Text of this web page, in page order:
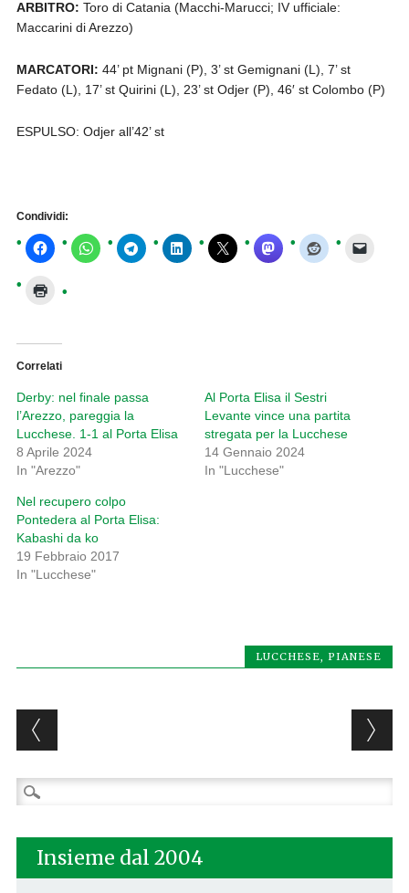
ARBITRO: Toro di Catania (Macchi-Marucci; IV ufficiale:
Maccarini di Arezzo)
MARCATORI: 44’ pt Mignani (P), 3’ st Gemignani (L), 7’ st
Fedato (L), 17’ st Quirini (L), 23’ st Odjer (P), 46′ st Colombo (P)
ESPULSO: Odjer all’42’ st
Condividi:
Correlati
Derby: nel finale passa
l’Arezzo, pareggia la
Lucchese. 1-1 al Porta Elisa
8 Aprile 2024
In "Arezzo"
Al Porta Elisa il Sestri
Levante vince una partita
stregata per la Lucchese
14 Gennaio 2024
In "Lucchese"
Nel recupero colpo
Pontedera al Porta Elisa:
Kabashi da ko
19 Febbraio 2017
In "Lucchese"
LUCCHESE PIANESE
Post navigation
Ricerca
per:
Insieme dal 2004